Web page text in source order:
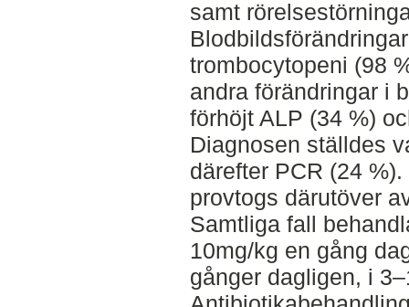
samt
trombocytopeni (98
andra förändringar i
förhöjt ALP (34 %)
Diagnosen ställdes
därefter PCR (24
provtogs därutöver
Samtliga fall
10mg/kg en gång
gånger dagligen, i